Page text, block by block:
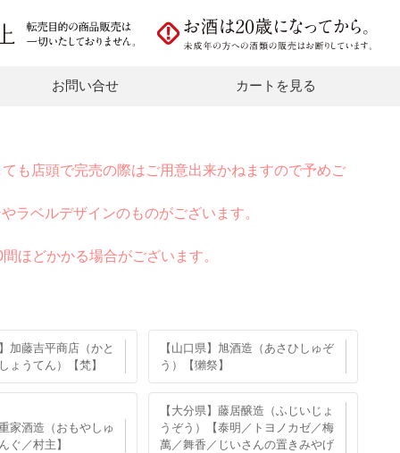
お問い合せ カートを見る
も店頭で完売の際はご用意出来かねますので予めご
ラベルデザインのものがございます。
ほどかかる場合がございます。
加藤吉平商店（かと
ょうてん）【梵】
【山口県】旭酒造（あさひしゅぞ
う）【獺祭】
家酒造（おもやしゅ
ぐ／村主】
【大分県】藤居醸造（ふじいじょ
うぞう）【泰明／トヨノカゼ／梅
萬／舞香／じいさんの置きみやげ